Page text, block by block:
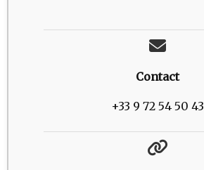
Contact
+33 9 72 54 50 43